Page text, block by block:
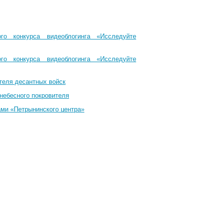
конкурса видеоблогинга «Исследуйте
конкурса видеоблогинга «Исследуйте
десантных войск
покровителя
«Петрынинского центра»